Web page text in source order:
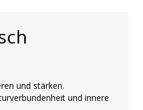
und stärken.
und innere